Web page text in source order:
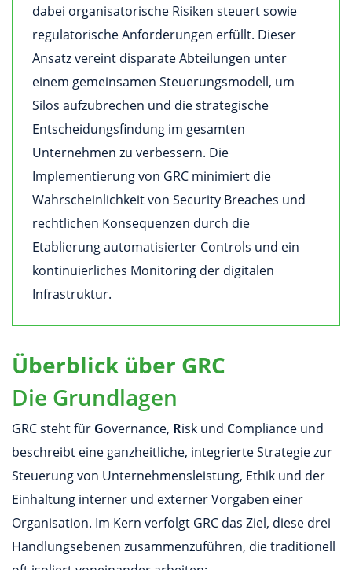
dabei organisatorische Risiken steuert sowie
regulatorische Anforderungen erfüllt. Dieser
Ansatz vereint disparate Abteilungen unter
einem gemeinsamen Steuerungsmodell, um
Silos aufzubrechen und die strategische
Entscheidungsfindung im gesamten
Unternehmen zu verbessern. Die
Implementierung von GRC minimiert die
Wahrscheinlichkeit von Security Breaches und
rechtlichen Konsequenzen durch die
Etablierung automatisierter Controls und ein
kontinuierliches Monitoring der digitalen
Infrastruktur.
Überblick über GRC
Die Grundlagen
GRC steht für Governance, Risk und Compliance und
beschreibt eine ganzheitliche, integrierte Strategie zur
Steuerung von Unternehmensleistung, Ethik und der
Einhaltung interner und externer Vorgaben einer
Organisation. Im Kern verfolgt GRC das Ziel, diese drei
Handlungsebenen zusammenzuführen, die traditionell